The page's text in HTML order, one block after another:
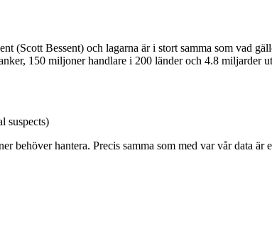
(Scott Bessent) och lagarna är i stort samma som vad
150 miljoner handlare i 200 länder och 4.8 miljarder
suspects)
behöver hantera. Precis samma som med var vår data är